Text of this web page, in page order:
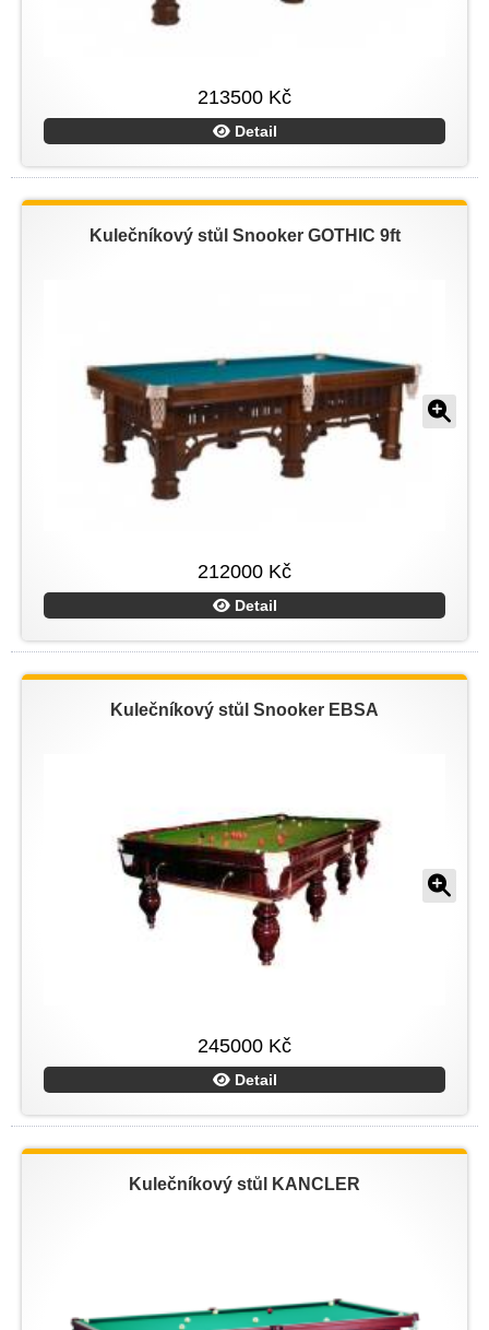
213500 Kč
Detail
Kulečníkový stůl Snooker GOTHIC 9ft
212000 Kč
Detail
Kulečníkový stůl Snooker EBSA
245000 Kč
Detail
Kulečníkový stůl KANCLER